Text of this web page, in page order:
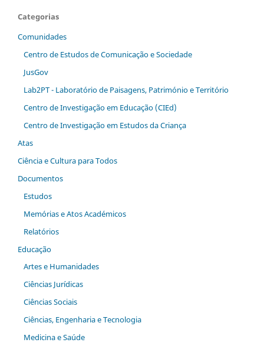
Categorias
Comunidades
Centro de Estudos de Comunicação e Sociedade
JusGov
Lab2PT - Laboratório de Paisagens, Património e Território
Centro de Investigação em Educação (CIEd)
Centro de Investigação em Estudos da Criança
Atas
Ciência e Cultura para Todos
Documentos
Estudos
Memórias e Atos Académicos
Relatórios
Educação
Artes e Humanidades
Ciências Jurídicas
Ciências Sociais
Ciências, Engenharia e Tecnologia
Medicina e Saúde